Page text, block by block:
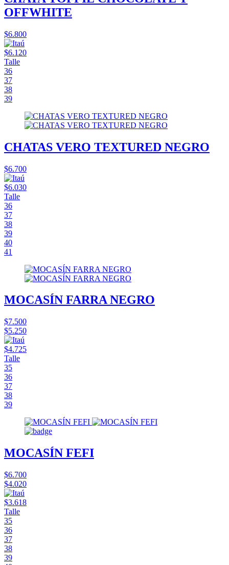
OFFWHITE
$6.800
$6.120
Talle
36
37
38
39
CHATAS VERO TEXTURED NEGRO
$6.700
$6.030
Talle
36
37
38
39
40
41
MOCASÍN FARRA NEGRO
$7.500
$5.250
$4.725
Talle
35
36
37
38
39
MOCASÍN FEFI
$6.700
$4.020
$3.618
Talle
35
36
37
38
39